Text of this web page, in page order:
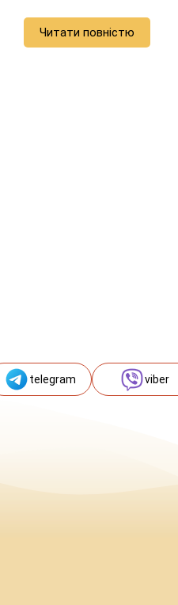
Читати повністю
telegram viber